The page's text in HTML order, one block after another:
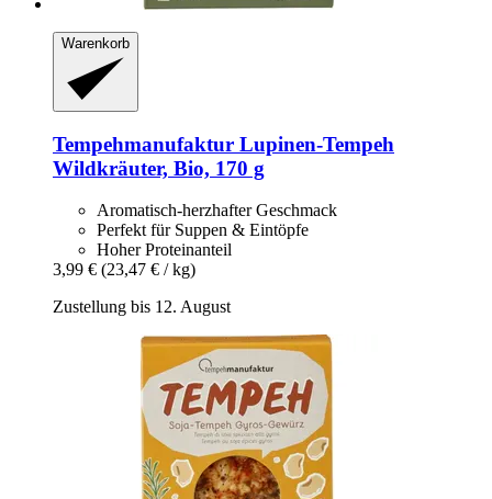
Warenkorb
Tempehmanufaktur Lupinen-​Tempeh
Wildkräuter, Bio, 170 g
Aromatisch-herzhafter Geschmack
Perfekt für Suppen & Eintöpfe
Hoher Proteinanteil
3,99 € (23,47 € / kg)
Zustellung bis 12. August